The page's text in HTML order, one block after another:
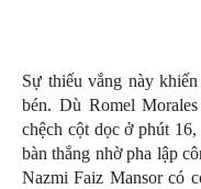
Sự thiếu vắng này
bén. Dù Romel
chệch cột dọc ở phút
bàn thắng nhờ pha lập
Nazmi Faiz Mansor có